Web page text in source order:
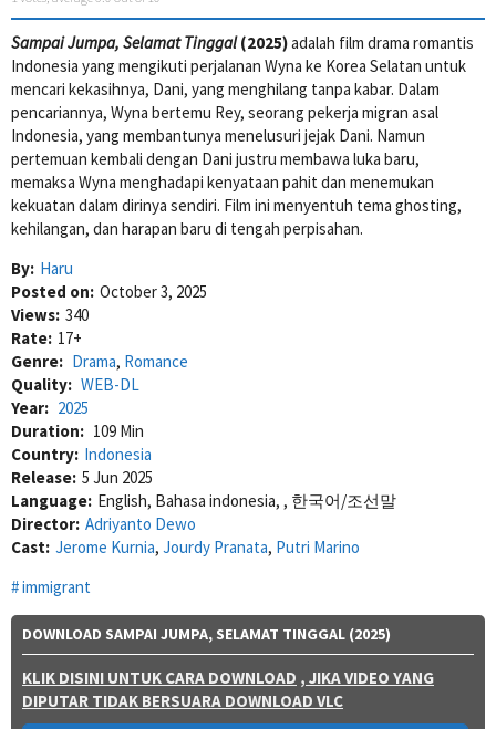
4 Wait Time
Sampai Jumpa, Selamat Tinggal(2025)adalah film drama romantis
Indonesia yang mengikuti perjalanan Wyna ke Korea Selatan untuk
mencari kekasihnya, Dani, yang menghilang tanpa kabar. Dalam
pencariannya, Wyna bertemu Rey, seorang pekerja migran asal
Indonesia, yang membantunya menelusuri jejak Dani. Namun
pertemuan kembali dengan Dani justru membawa luka baru,
memaksa Wyna menghadapi kenyataan pahit dan menemukan
kekuatan dalam dirinya sendiri. Film ini menyentuh tema ghosting,
kehilangan, dan harapan baru di tengah perpisahan.
By: Haru
Posted on: October 3, 2025
Views: 340
Rate: 17+
Genre: Drama, Romance
Quality: WEB-DL
Year: 2025
Duration: 109 Min
Country: Indonesia
Release: 5 Jun 2025
Language: English, Bahasa indonesia, , 한국어/조선말
Director: Adriyanto Dewo
Cast: Jerome Kurnia, Jourdy Pranata, Putri Marino
immigrant
DOWNLOAD SAMPAI JUMPA, SELAMAT TINGGAL (2025)
KLIK DISINI UNTUK CARA DOWNLOAD , JIKA VIDEO YANG
DIPUTAR TIDAK BERSUARA DOWNLOAD VLC